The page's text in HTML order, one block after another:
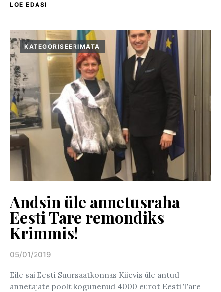
LOE EDASI
KATEGORISEERIMATA
Andsin üle annetusraha
Eesti Tare remondiks
Krimmis!
Posted on
05/01/2019
Eile sai Eesti Suursaatkonnas Kiievis üle antud
annetajate poolt kogunenud 4000 eurot Eesti Tare